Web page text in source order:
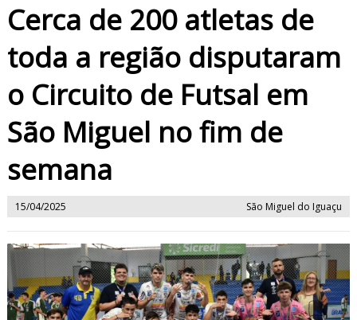
Cerca de 200 atletas de
toda a região disputaram
o Circuito de Futsal em
São Miguel no fim de
semana
15/04/2025 São Miguel do Iguaçu